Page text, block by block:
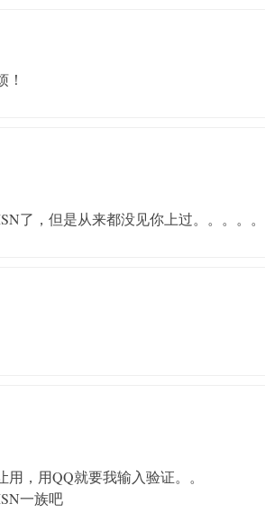
了，但是从来都没见你上过。。。。。
，用QQ就要我输入验证。。
一族吧